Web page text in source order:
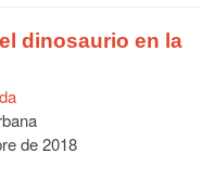
dinosaurio en la
de 2018